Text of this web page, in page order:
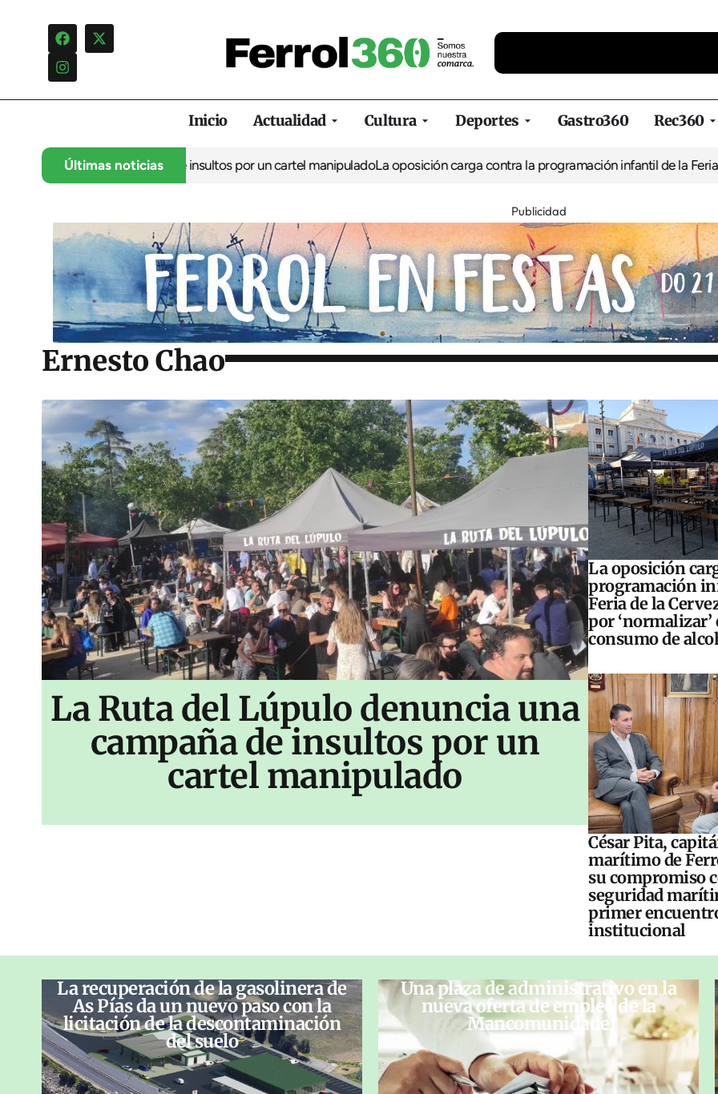
Inicio Actualidad Cultura Deportes Gastro360 Rec360
Últimas noticias
una campaña de insultos por un cartel manipulado La oposición carga contra la programación infantil de la Feria de la
Publicidad
Ernesto Chao
La Ruta del Lúpulo denuncia una
campaña de insultos por un
cartel manipulado
La oposición
programación
Feria de la
por ‘normalizar’
consumo de
César Pita,
marítimo de
su compromiso
seguridad
primer
institucional
La recuperación de la gasolinera de
As Pías da un nuevo paso con la
licitación de la descontaminación
del suelo
Una plaza de administrativo en la
nueva oferta de empleo de la
Mancomunidade